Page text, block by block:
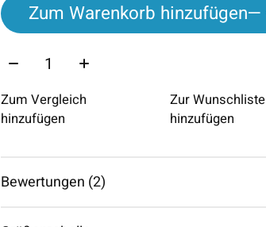
Zum Warenkorb hinzufügen
Menge:
Zum Vergleich
hinzufügen
Zur Wunschliste
hinzufügen
Bewertungen (2)